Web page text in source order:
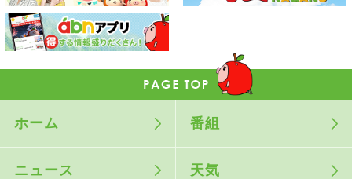
ホーム 番組
ニュース 天気